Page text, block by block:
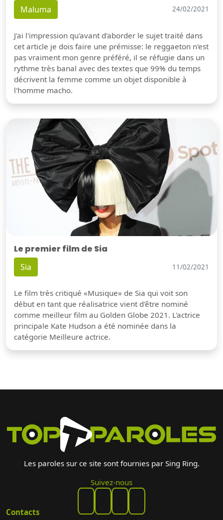
Maluma 24/02/2021
J'ai l'impression qu'avant d'aborder le sujet traité dans
cet article je dois faire une prémisse: le reggaeton n'est
pas vraiment mon genre préféré, il se réfugie dans un
rythme très banal avec des textes que 99% du temps
décrivent la femme comme un objet disponible à
l'homme macho.
Le premier film de Sia
Sia 11/02/2021
Le film très critiqué «Musique» de Sia qui voit son
début en tant que réalisatrice vient d'être nominé
comme meilleur film au Golden Globe 2021. L'actrice
principale Kate Hudson a été nominée dans la
catégorie Meilleure actrice.
Les paroles sur ce site sont fournies par Sing Ring.
Suivez-nous
Contacts